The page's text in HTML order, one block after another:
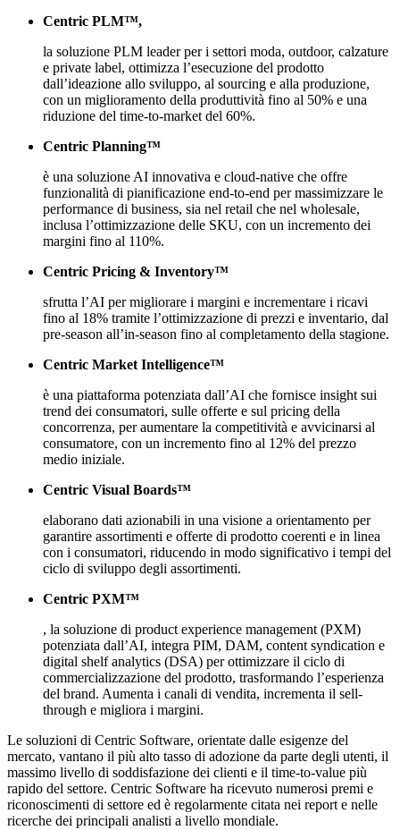
Centric PLM™,
la soluzione PLM leader per i settori moda, outdoor, calzature
e private label, ottimizza l’esecuzione del prodotto
dall’ideazione allo sviluppo, al sourcing e alla produzione,
con un miglioramento della produttività fino al 50% e una
riduzione del time-to-market del 60%.
Centric Planning™
è una soluzione AI innovativa e cloud-native che offre
funzionalità di pianificazione end-to-end per massimizzare le
performance di business, sia nel retail che nel wholesale,
inclusa l’ottimizzazione delle SKU, con un incremento dei
margini fino al 110%.
Centric Pricing & Inventory™
sfrutta l’AI per migliorare i margini e incrementare i ricavi
fino al 18% tramite l’ottimizzazione di prezzi e inventario, dal
pre-season all’in-season fino al completamento della stagione.
Centric Market Intelligence™
è una piattaforma potenziata dall’AI che fornisce insight sui
trend dei consumatori, sulle offerte e sul pricing della
concorrenza, per aumentare la competitività e avvicinarsi al
consumatore, con un incremento fino al 12% del prezzo
medio iniziale.
Centric Visual Boards™
elaborano dati azionabili in una visione a orientamento per
garantire assortimenti e offerte di prodotto coerenti e in linea
con i consumatori, riducendo in modo significativo i tempi del
ciclo di sviluppo degli assortimenti.
Centric PXM™
, la soluzione di product experience management (PXM)
potenziata dall’AI, integra PIM, DAM, content syndication e
digital shelf analytics (DSA) per ottimizzare il ciclo di
commercializzazione del prodotto, trasformando l’esperienza
del brand. Aumenta i canali di vendita, incrementa il sell-
through e migliora i margini.
Le soluzioni di Centric Software, orientate dalle esigenze del
mercato, vantano il più alto tasso di adozione da parte degli utenti, il
massimo livello di soddisfazione dei clienti e il time-to-value più
rapido del settore. Centric Software ha ricevuto numerosi premi e
riconoscimenti di settore ed è regolarmente citata nei report e nelle
ricerche dei principali analisti a livello mondiale.